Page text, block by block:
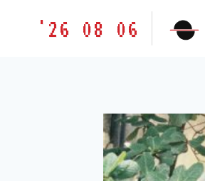
胶'26 08 06